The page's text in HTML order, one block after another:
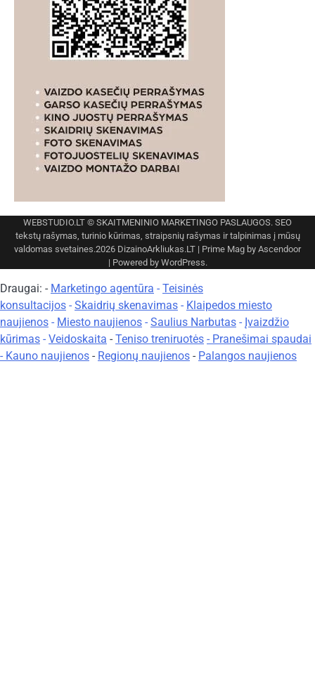
WEBSTUDIO.LT © SKAITMENINIO MARKETINGO PASLAUGOS. SEO
tekstų rašymas, turinio kūrimas, straipsnių rašymas ir talpinimas į mūsų
valdomas svetaines.2026 DizainoArkliukas.LT | Prime Mag by Ascendoor
| Powered by WordPress.
Draugai: - Marketingo agentūra - Teisinės
konsultacijos - Skaidrių skenavimas - Klaipedos miesto
naujienos - Miesto naujienos - Saulius Narbutas - Įvaizdžio
kūrimas - Veidoskaita - Teniso treniruotės - Pranešimai spaudai
- Kauno naujienos - Regionų naujienos - Palangos naujienos